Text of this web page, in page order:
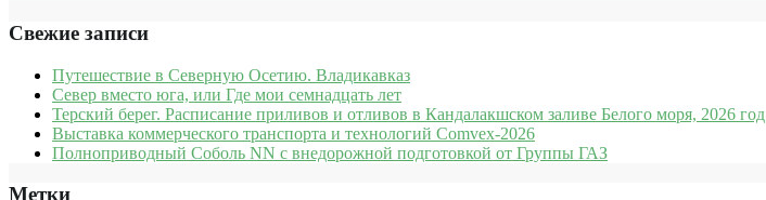
Свежие записи
Путешествие в Северную Осетию. Владикавказ
Север вместо юга, или Где мои семнадцать лет
Терский берег. Расписание приливов и отливов в Кандалакшском заливе Белого моря, 2026 год
Выставка коммерческого транспорта и технологий Comvex-2026
Полноприводный Соболь NN с внедорожной подготовкой от Группы ГАЗ
Метки